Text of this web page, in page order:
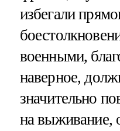
избегали
военными,
наверное,
значительно
на выживание,